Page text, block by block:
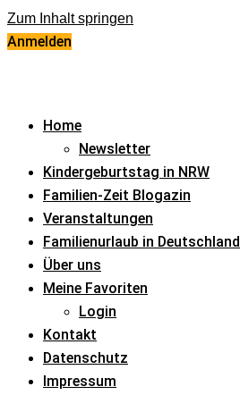
Zum Inhalt springen
Anmelden
Home
Newsletter
Kindergeburtstag in NRW
Familien-Zeit Blogazin
Veranstaltungen
Familienurlaub in Deutschland
Über uns
Meine Favoriten
Login
Kontakt
Datenschutz
Impressum